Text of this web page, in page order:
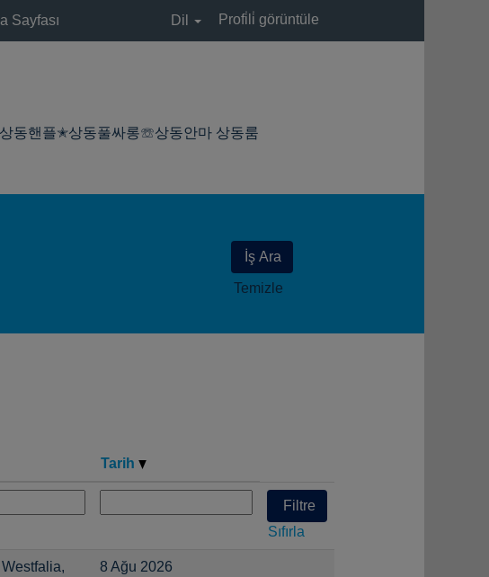
Sayfası Dil Profi̇li̇ görüntüle
동핸플✭상동풀싸롱☏상동안마 상동룸
Temizle
Tarih
Sıfırla
8 Ağu 2026